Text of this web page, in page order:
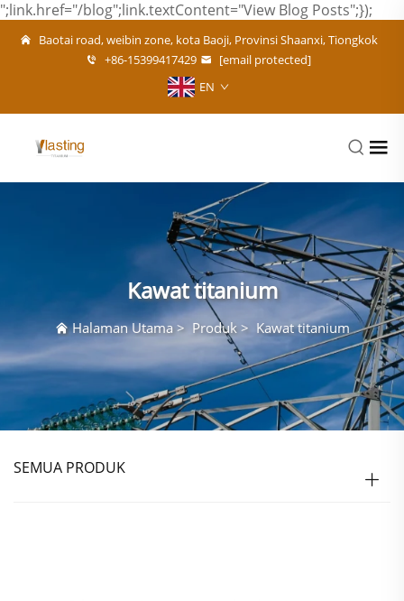
";link.href="/blog";link.textContent="View Blog Posts";});
Baotai road, weibin zone, kota Baoji, Provinsi Shaanxi, Tiongkok
+86-15399417429
[email protected]
EN
Kawat titanium
Halaman Utama> Produk> Kawat titanium
SEMUA PRODUK